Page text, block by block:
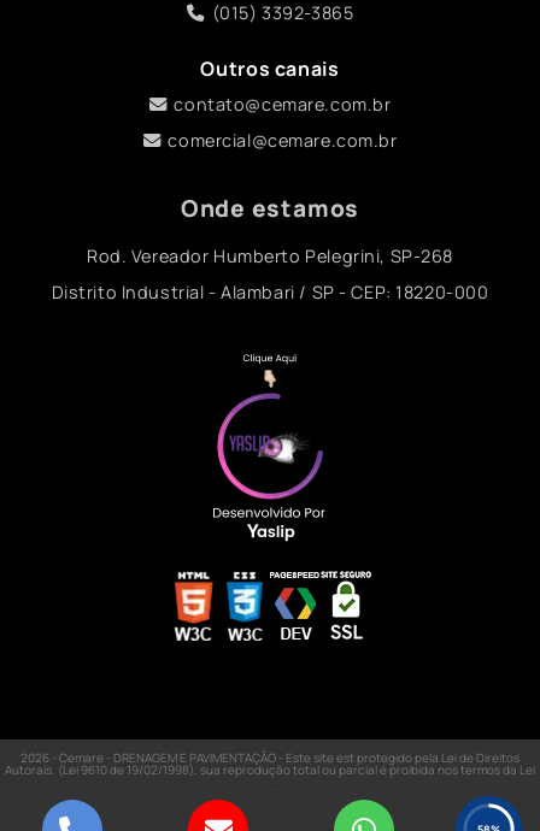
(015) 3392-3865
Outros canais
contato@cemare.com.br
comercial@cemare.com.br
Onde estamos
Rod. Vereador Humberto Pelegrini, SP-268
Distrito Industrial - Alambari / SP - CEP: 18220-000
2026 - Cemare - DRENAGEM E PAVIMENTAÇÃO - Este site est protegido pela Lei de Direitos
Autorais. (Lei 9610 de 19/02/1998), sua reprodução total ou parcial é proibida nos termos da Lei
.